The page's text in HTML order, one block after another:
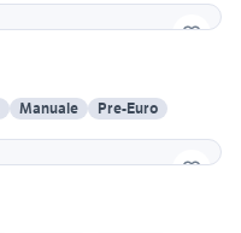
Manuale
Pre-Euro